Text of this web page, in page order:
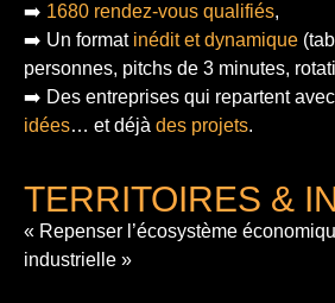
➡️ 1680 rendez-vous qualifiés,
➡️ Un format inédit et dynamique
personnes, pitchs de 3 minutes,
➡️ Des entreprises qui repartent avec
idées… et déjà des projets.
TERRITOIRES &
« Repenser l’écosystème
industrielle »